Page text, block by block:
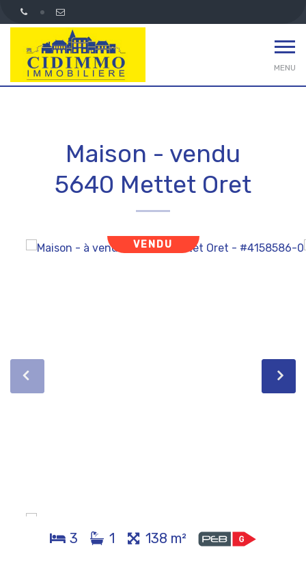
MENU
Maison - vendu
5640 Mettet Oret
VENDU
3 1 138 m²